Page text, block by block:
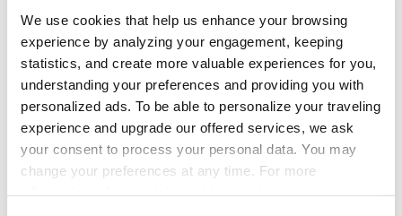
We use cookies that help us enhance your browsing
experience by analyzing your engagement, keeping
statistics, and create more valuable experiences for you,
understanding your preferences and providing you with
personalized ads. To be able to personalize your traveling
experience and upgrade our offered services, we ask
your consent to process your personal data. You may
change your preferences at any time. For more
Restaurant
Pithos
Dîner